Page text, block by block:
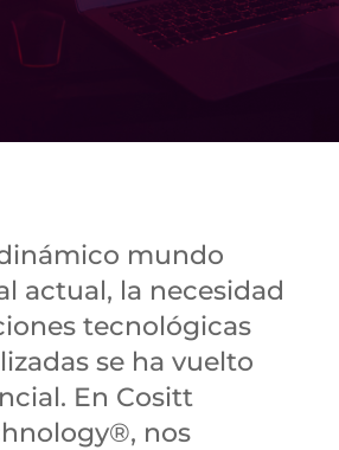
mundo
actual, la necesidad
tecnológicas
se ha vuelto
En Cositt
nos